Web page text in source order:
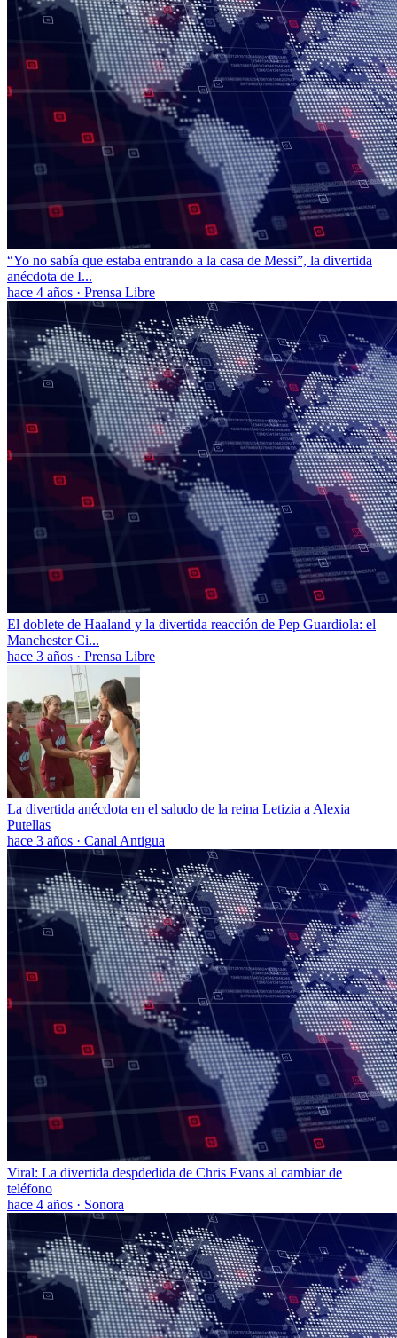
“Yo no sabía que estaba entrando a la casa de Messi”, la divertida
anécdota de I...
hace 4 años · Prensa Libre
El doblete de Haaland y la divertida reacción de Pep Guardiola: el
Manchester Ci...
hace 3 años · Prensa Libre
La divertida anécdota en el saludo de la reina Letizia a Alexia
Putellas
hace 3 años · Canal Antigua
Viral: La divertida despdedida de Chris Evans al cambiar de
teléfono
hace 4 años · Sonora